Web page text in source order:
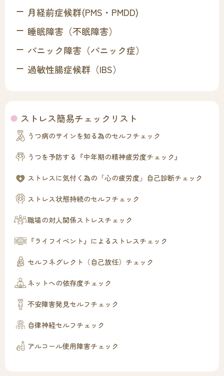
月経前症候群(PMS・PMDD)
睡眠障害（不眠障害）
パニック障害（パニック症）
過敏性腸症候群（IBS）
ストレス簡易チェックリスト
うつ病のサインを知る為のセルフチェック
うつを予防する『中年期の精神疲労度チェック』
ストレスに気付く為の「心の疲労度」自己診断チェック
ストレス状態持続のセルフチェック
職場の対人関係ストレスチェック
『ライフイベント』によるストレスチェック
セルフネグレクト（自己放任）チェック
ネットへの依存度チェック
不安障害発見セルフチェック
自律神経セルフチェック
アルコール使用障害チェック